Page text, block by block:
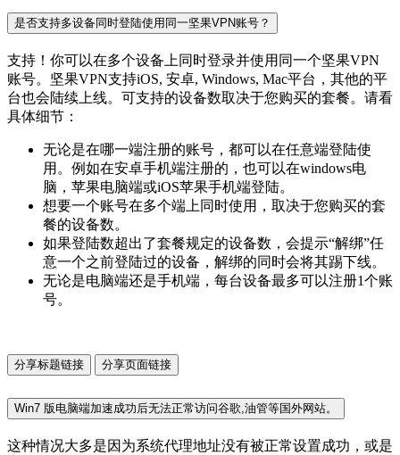
是否支持多设备同时登陆使用同一坚果VPN账号？
支持！你可以在多个设备上同时登录并使用同一个坚果VPN
账号。坚果VPN支持iOS, 安卓, Windows, Mac平台，其他的平
台也会陆续上线。可支持的设备数取决于您购买的套餐。请看
具体细节：
无论是在哪一端注册的账号，都可以在任意端登陆使
用。例如在安卓手机端注册的，也可以在windows电
脑，苹果电脑端或iOS苹果手机端登陆。
想要一个账号在多个端上同时使用，取决于您购买的套
餐的设备数。
如果登陆数超出了套餐规定的设备数，会提示“解绑”任
意一个之前登陆过的设备，解绑的同时会将其踢下线。
无论是电脑端还是手机端，每台设备最多可以注册1个账
号。
分享标题链接 分享页面链接
Win7 版电脑端加速成功后无法正常访问谷歌,油管等国外网站。
这种情况大多是因为系统代理地址没有被正常设置成功，或是